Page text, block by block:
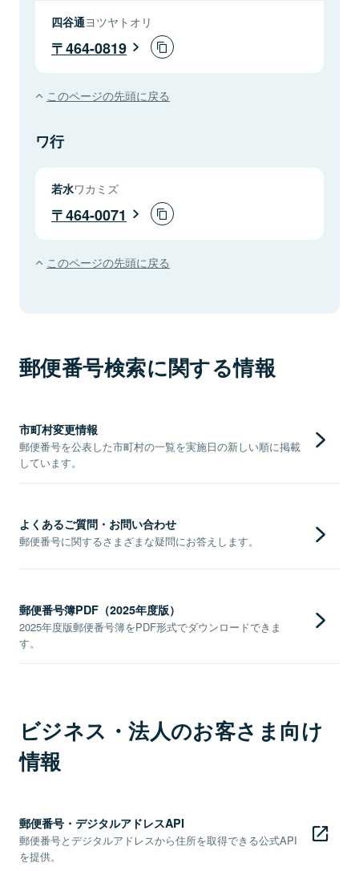
四谷通ヨツヤトオリ
464-0819
このページの先頭に戻る
ワ行
若水ワカミズ
464-0071
このページの先頭に戻る
郵便番号検索に関する情報
市町村変更情報
郵便番号を公表した市町村の一覧を実施日の新しい順に掲載
しています。
よくあるご質問・お問い合わせ
郵便番号に関するさまざまな疑問にお答えします。
郵便番号簿PDF（2025年度版）
2025年度版郵便番号簿をPDF形式でダウンロードできま
す。
ビジネス・法人のお客さま向け
情報
郵便番号・デジタルアドレスAPI
郵便番号とデジタルアドレスから住所を取得できる公式API
を提供。